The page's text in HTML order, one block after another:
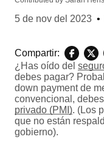
5 de nov del 2023 •
Compartir:
¿Has oído del
debes pagar?
down payment de
convencional,
privado (PMI). (Los
que no están
gobierno).